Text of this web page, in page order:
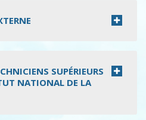
SUPÉRIEURS
NATIONAL DE LA